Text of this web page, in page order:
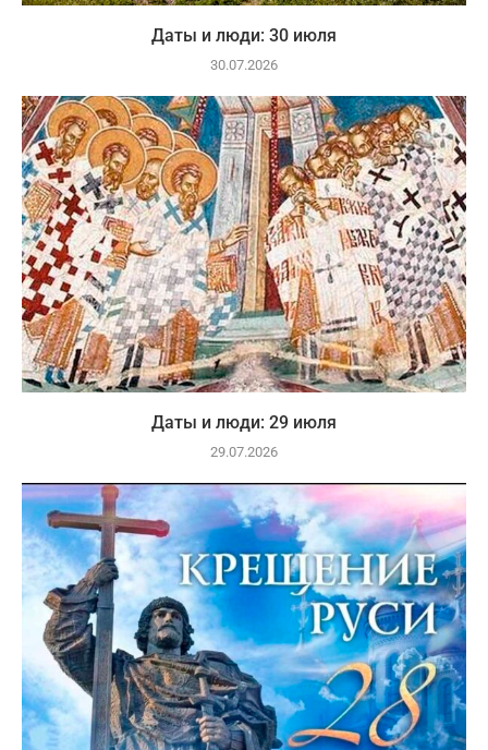
Даты и люди: 30 июля
30.07.2026
Даты и люди: 29 июля
29.07.2026